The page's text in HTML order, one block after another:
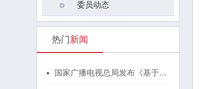
委员动态
热门 新闻
国家广播电视总局发布《基于区